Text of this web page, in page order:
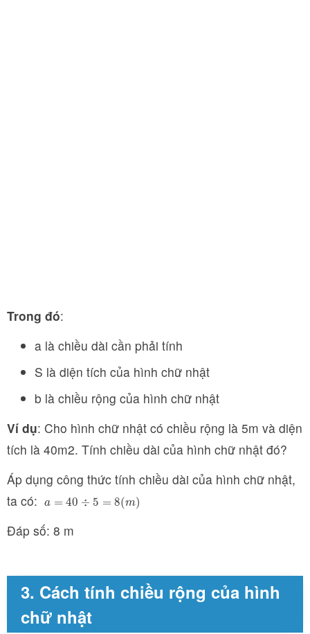
Trong đó:
a là chiều dài cần phải tính
S là diện tích của hình chữ nhật
b là chiều rộng của hình chữ nhật
Ví dụ: Cho hình chữ nhật có chiều rộng là 5m và diện
tích là 40m2. Tính chiều dài của hình chữ nhật đó?
Áp dụng công thức tính chiều dài của hình chữ nhật,
ta có:
a = 40 ÷ 5 = 8(m)
a =40÷ 5=8( m)
Đáp số: 8 m
3. Cách tính chiều rộng của hình
chữ nhật